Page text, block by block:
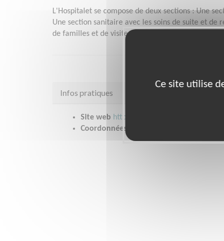
L'Hospitalet se compose de deux sections : Une
Une section sanitaire avec les soins de suite et de
de familles et de visiteurs.
Infos pratiques
Site web https://www.lhospitalet.fr/
Coordonnées
Ce site utilise